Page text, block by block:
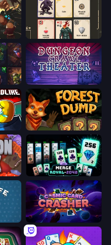
Forward
Dungeon Crawl Theater
Forest Dump
Merge Royal
Cosmic Card Crasher